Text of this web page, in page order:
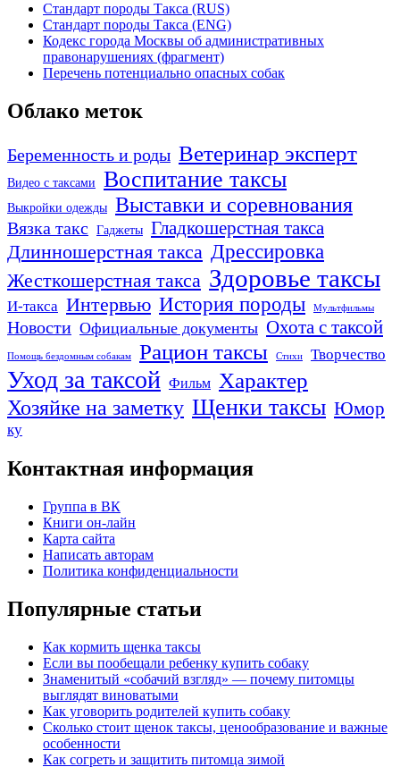
Стандарт породы Такса (RUS)
Стандарт породы Такса (ENG)
Кодекс города Москвы об административных
правонарушениях (фрагмент)
Перечень потенциально опасных собак
Облако меток
Беременность и роды Ветеринар эксперт
Видео с таксами Воспитание таксы
Выкройки одежды Выставки и соревнования
Вязка такс Гаджеты Гладкошерстная такса
Длинношерстная такса Дрессировка
Жесткошерстная такса Здоровье таксы
И-такса Интервью История породы Мультфильмы
Новости Официальные документы Охота с таксой
Помощь бездомным собакам Рацион таксы Стихи Творчество
Уход за таксой Фильм Характер
Хозяйке на заметку Щенки таксы Юмор
ку
Контактная информация
Группа в ВК
Книги он-лайн
Карта сайта
Написать авторам
Политика конфиденциальности
Популярные статьи
Как кормить щенка таксы
Если вы пообещали ребенку купить собаку
Знаменитый «собачий взгляд» — почему питомцы
выглядят виноватыми
Как уговорить родителей купить собаку
Сколько стоит щенок таксы, ценообразование и важные
особенности
Как согреть и защитить питомца зимой